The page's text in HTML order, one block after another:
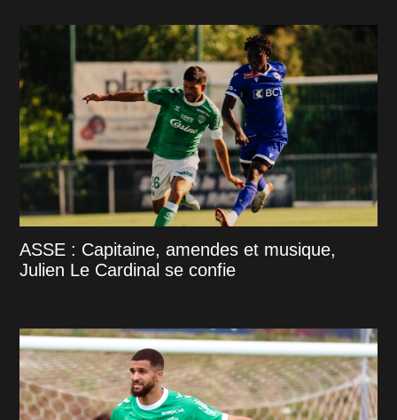
ASSE : Capitaine, amendes et musique,
Julien Le Cardinal se confie